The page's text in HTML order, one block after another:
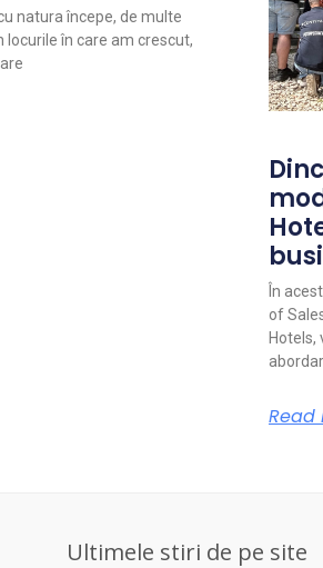
natura începe, de multe
locurile în care am crescut,
În
of
Hotels,
Read
Ultimele stiri de pe site